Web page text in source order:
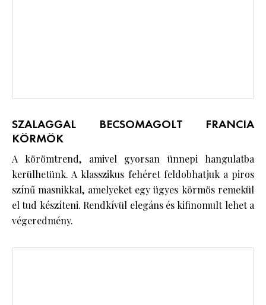
SZALAGGAL BECSOMAGOLT FRANCIA
KÖRMÖK
A körömtrend, amivel gyorsan ünnepi hangulatba
kerülhetünk. A klasszikus fehéret feldobhatjuk a piros
színű masnikkal, amelyeket egy ügyes körmös remekül
el tud készíteni. Rendkívül elegáns és kifinomult lehet a
végeredmény.